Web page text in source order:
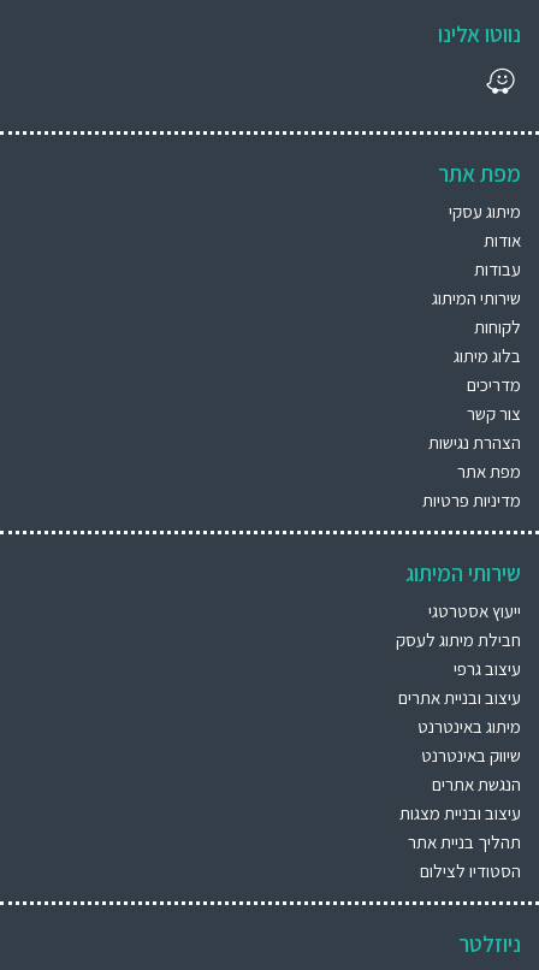
נווטו אלינו
מפת אתר
מיתוג עסקי
אודות
עבודות
שירותי המיתוג
לקוחות
בלוג מיתוג
מדריכים
צור קשר
הצהרת נגישות
מפת אתר
מדיניות פרטיות
שירותי המיתוג
ייעוץ אסטרטגי
חבילת מיתוג לעסק
עיצוב גרפי
עיצוב ובניית אתרים
מיתוג באינטרנט
שיווק באינטרנט
הנגשת אתרים
עיצוב ובניית מצגות
תהליך בניית אתר
הסטודיו לצילום
ניוזלטר